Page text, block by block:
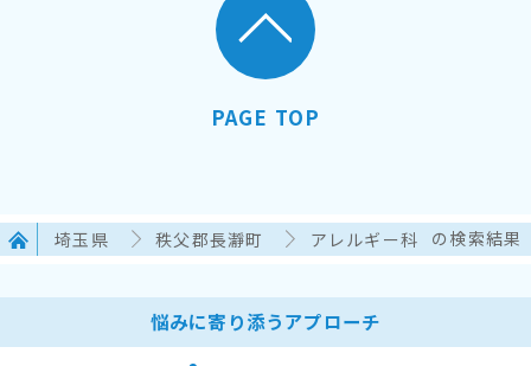
PAGE TOP
埼玉県 秩父郡長瀞町 アレルギー科 の検索結果
悩みに寄り添うアプローチ